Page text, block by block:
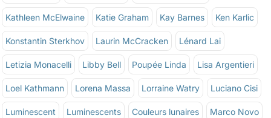
Kathleen McElwaine Katie Graham Kay Barnes Ken Karlic
Konstantin Sterkhov Laurin McCracken Lénard Lai
Letizia Monacelli Libby Bell Poupée Linda Lisa Argentieri
Loel Kathmann Lorena Massa Lorraine Watry Luciano Cisi
Luminescent Luminescents Couleurs lunaires Marco Novo